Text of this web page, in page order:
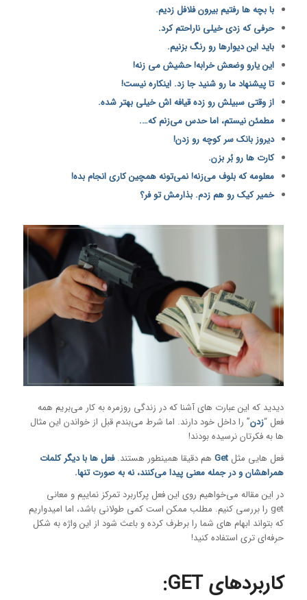
با بچه ها رفتیم بیرون فلافل زدیم.
حرفی که زدی خیلی ناراحتم کرد.
باید این دیوارها رو رنگ بزنیم.
این یارو وضعش خرابه! حشیش می زنه!
تا پیشنهاد ما رو شنید جا زد. اینکاره نیست!
از وقتی سبیلش رو زده قیافه اش خیلی بهتر شده.
مطمئن نیستم، اما حدس می‌زنم که….
دیروز بانک سر کوچه رو زدن!
کارت ها رو بُر بزن.
معلومه که بلوف می‌زنه! نمی‌تونه همچین کاری انجام بده!
خمیر کیک رو هم زدم. بذارمش تو فر؟
دیدید که این عبارت های آشنا که در زندگی روزمره به کار می‌بریم همه
فعل “زدن” را داخل خود دارند. اما شرط می‌بندم قبل از خواندن این مثال
ها به فکرتان نرسیده بودند!
فعل هایی مثل Getهم دقیقا همینطور هستند.فعل ها با دیگر کلمات
همراهشان و در جمله معنی پیدا می‌کنند، نه به صورت تنها.
در این مقاله می‌خواهیم روی این فعل پرکاربرد تمرکز نماییم و معانی
get را بررسی کنیم. مطلب ممکن است کمی طولانی باشد، اما امیدواریم
که بتواند ابهام های شما را برطرف کرده و باعث شود از این واژه به شکل
حرفه‌ای تری استفاده کنید!
کاربردهای GET: